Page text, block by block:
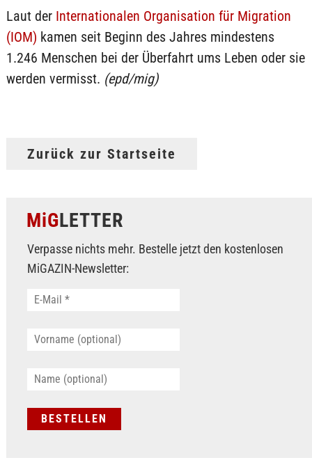
Laut der Internationalen Organisation für Migration
(IOM) kamen seit Beginn des Jahres mindestens
1.246 Menschen bei der Überfahrt ums Leben oder sie
werden vermisst. (epd/mig)
Zurück zur Startseite
MiGLETTER
Verpasse nichts mehr. Bestelle jetzt den kostenlosen
MiGAZIN-Newsletter: